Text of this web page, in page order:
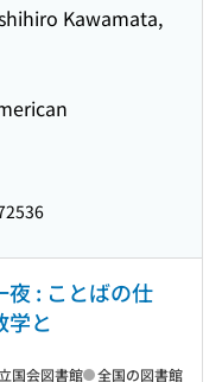
Kawamata,
夜 : ことばの仕
学と
国会図書館 全国の図書館